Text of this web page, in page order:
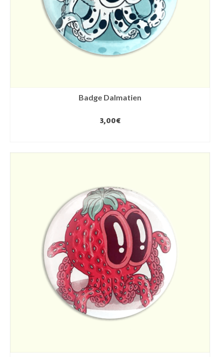
Badge Dalmatien
3,00€